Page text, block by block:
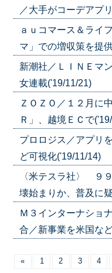
／大手がコーデアプ
ａｕコマース＆ライ
マ」での増収策を提
新潮社／ＬＩＮＥマ
女連載('19/11/21)
ＺＯＺＯ／１２月に
Ｒ」、越境ＥＣで
プロロジス／アプリ
ど可視化('19/11/14)
〈米テスラ社〉 ９
壊始まりか、普及に
Ｍ３インターナショ
合／新事業を米国な
« 1 2 3 4